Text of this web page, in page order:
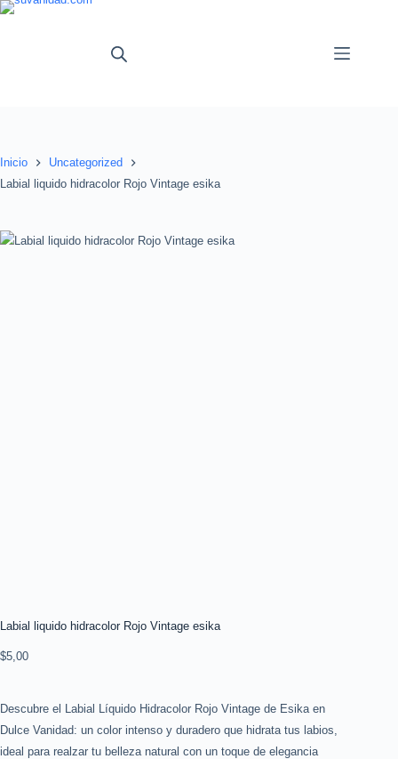
Saltar
Inicio
Uncategorized
Labial liquido hidracolor Rojo Vintage esika
Labial liquido hidracolor Rojo Vintage esika
$5,00
Descubre el Labial Líquido Hidracolor Rojo Vintage de Esika en
Dulce Vanidad: un color intenso y duradero que hidrata tus labios,
ideal para realzar tu belleza natural con un toque de elegancia